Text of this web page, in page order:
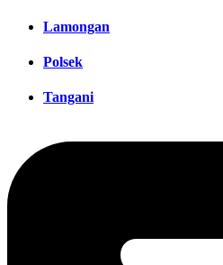
Lamongan
Polsek
Tangani